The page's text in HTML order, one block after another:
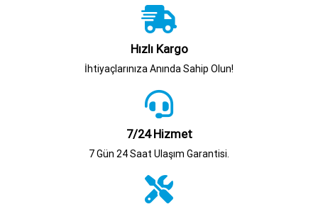
Hızlı Kargo
İhtiyaçlarınıza Anında Sahip Olun!
7/24 Hizmet
7 Gün 24 Saat Ulaşım Garantisi.